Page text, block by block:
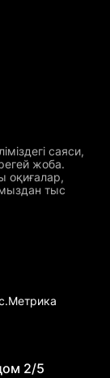
саяси,
жоба.
оқиғалар,
тыс
2/5